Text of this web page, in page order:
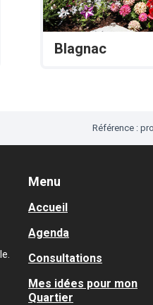
Blagnac
Référence :
Menu
Accueil
Agenda
Consultations
Mes idées pour mon
Quartier